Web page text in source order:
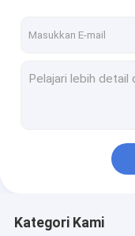
Kategori Kami